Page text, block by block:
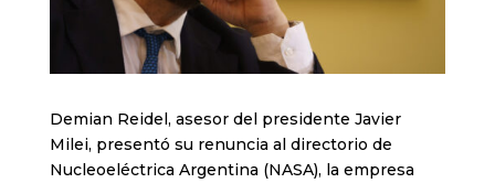
Demian Reidel, asesor del presidente Javier
Milei, presentó su renuncia al directorio de
Nucleoeléctrica Argentina (NASA), la empresa